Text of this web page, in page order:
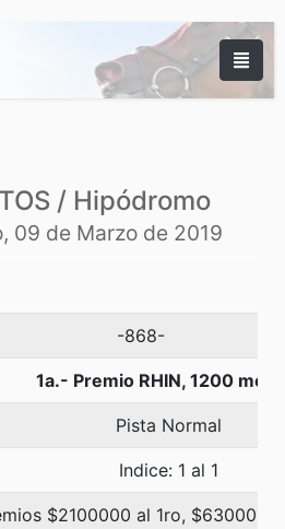
/ Hipódromo
09 de Marzo de 2019
-868-
1a.- Premio RHIN, 1200
Pista Normal
Indice: 1 al 1
$2100000 al 1ro, $630000